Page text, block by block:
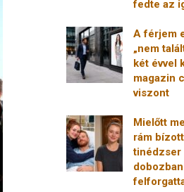
fedte az
A férjem
„nem
két évvel
magazin
viszont
Mielőtt
rám
tinédzser